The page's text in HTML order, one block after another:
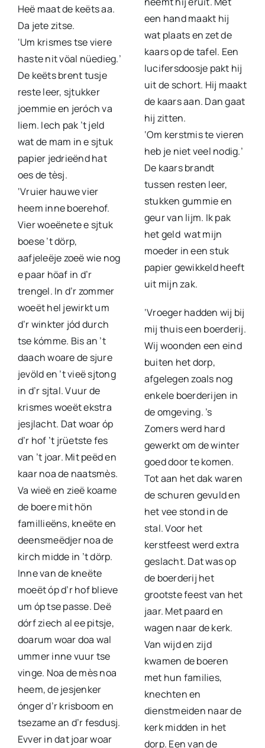
Heë maat de keëts aa.
Da jete zitse.
‘Um krismes tse viere
haste nit vöal nüedieg.’
De keëts brent tusje
reste leer, sjtukker
joemmie en jeróch va
liem. Iech pak ’t jeld
wat de mam in e sjtuk
papier jedrieënd hat
oes de tèsj.
‘Vruier hauwe vier
heem inne boerehof.
Vier woeënete e sjtuk
boese ’t dörp,
aafjeleëje zoeë wie nog
e paar höaf in d’r
trengel. In d’r zommer
woeët hel jewirkt um
d’r winkter jód durch
tse kómme. Bis an ’t
daach woare de sjure
jevöld en ’t vieë sjtong
in d’r sjtal. Vuur de
krismes woeët ekstra
jesjlacht. Dat woar óp
d’r hof ’t jrüetste fes
van ’t joar. Mit peëd en
kaar noa de naatsmès.
Va wieë en zieë koame
de boere mit hön
famillieëns, kneëte en
deensmeëdjer noa de
kirch midde in ’t dörp.
Inne van de kneëte
moeët óp d’r hof blieve
um óp tse passe. Deë
dórf ziech al ee pitsje,
doarum woar doa wal
ummer inne vuur tse
vinge. Noa de mès noa
heem, de jesjenker
ónger d’r krisboom en
tsezame an d’r fesdusj.
Evver in dat joar woar
een hand maakt hij
wat plaats en zet de
kaars op de tafel. Een
lucifersdoosje pakt hij
uit de schort. Hij maakt
de kaars aan. Dan gaat
hij zitten.
‘Om kerstmis te vieren
heb je niet veel nodig.’
De kaars brandt
tussen resten leer,
stukken gummie en
geur van lijm. Ik pak
het geld wat mijn
moeder in een stuk
papier gewikkeld heeft
uit mijn zak.
‘Vroeger hadden wij bij
mij thuis een boerderij.
Wij woonden een eind
buiten het dorp,
afgelegen zoals nog
enkele boerderijen in
de omgeving. ’s
Zomers werd hard
gewerkt om de winter
goed door te komen.
Tot aan het dak waren
de schuren gevuld en
het vee stond in de
stal. Voor het
kerstfeest werd extra
geslacht. Dat was op
de boerderij het
grootste feest van het
jaar. Met paard en
wagen naar de kerk.
Van wijd en zijd
kwamen de boeren
met hun families,
knechten en
dienstmeiden naar de
kerk midden in het
dorp. Een van de